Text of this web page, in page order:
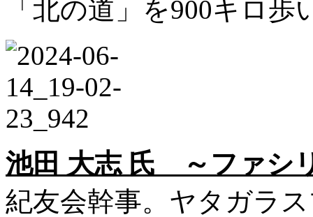
「北の道」を900キロ歩
池田 大志 氏 ～ファシ
紀友会幹事。ヤタガラ